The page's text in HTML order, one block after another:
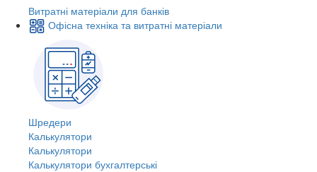
Витратні матеріали для банків
Офісна техніка та витратні матеріали
Шредери
Калькулятори
Калькулятори
Калькулятори бухгалтерські